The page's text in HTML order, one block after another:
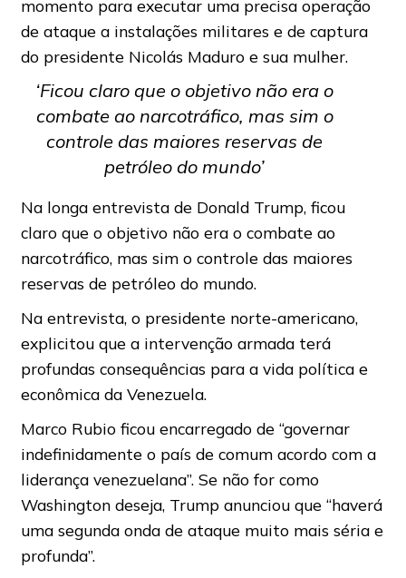
momento para executar uma precisa operação
de ataque a instalações militares e de captura
do presidente Nicolás Maduro e sua mulher.
‘Ficou claro que o objetivo não era o
combate ao narcotráfico, mas sim o
controle das maiores reservas de
petróleo do mundo’
Na longa entrevista de Donald Trump, ficou
claro que o objetivo não era o combate ao
narcotráfico, mas sim o controle das maiores
reservas de petróleo do mundo.
Na entrevista, o presidente norte-americano,
explicitou que a intervenção armada terá
profundas consequências para a vida política e
econômica da Venezuela.
Marco Rubio ficou encarregado de “governar
indefinidamente o país de comum acordo com a
liderança venezuelana”. Se não for como
Washington deseja, Trump anunciou que “haverá
uma segunda onda de ataque muito mais séria e
profunda”.